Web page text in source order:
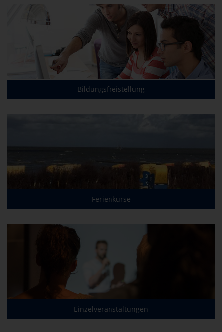
Bildungsfreistellung
Ferienkurse
Einzelveranstaltungen